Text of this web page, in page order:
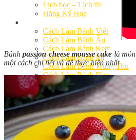
Lịch học – Lịch thi
Đăng Ký Học
Cách Làm Bánh Việt
Cách Làm Bánh Âu
Cách Làm Bánh Kem
Cách Làm Bánh Mì
Cách Làm Bánh Trung Thu
Cách Làm Bánh Flan
Cách Làm Bánh Bao
Cách Làm Bánh Bông Lan
Cách Làm Bánh Su Kem
Cách làm bánh CupCake
Cách Làm Bánh Pizza
Cách làm bánh chay
Cách Làm Kẹo – Mứt
Bánhpassion cheese mousse cake là
một cách chi tiết và dễ thực hiện nhất